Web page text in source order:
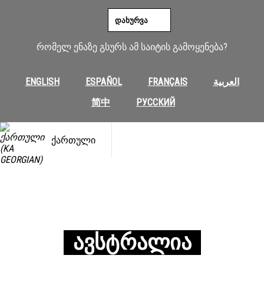
რომელ ენაზე გსურს ამ საიტის გამოყენება?
ENGLISH ESPAÑOL FRANÇAIS
العربية
简中
РУССКИЙ
ᲓᲐᲮᲣᲠᲕᲐ
ᲥᲐᲠᲗᲣᲚᲘ
ᲐᲕᲡᲢᲠᲐᲚᲘᲐ